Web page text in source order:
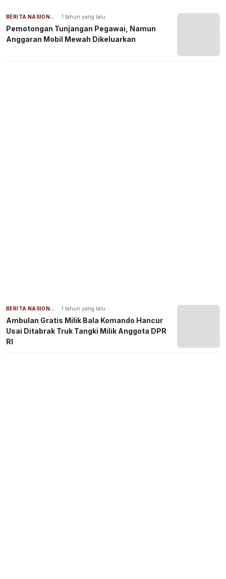
BERITA NASIONAL 1 tahun yang lalu
Pemotongan Tunjangan Pegawai, Namun
Anggaran Mobil Mewah Dikeluarkan
BERITA NASIONAL 1 tahun yang lalu
Ambulan Gratis Milik Bala Komando Hancur
Usai Ditabrak Truk Tangki Milik Anggota DPR
RI